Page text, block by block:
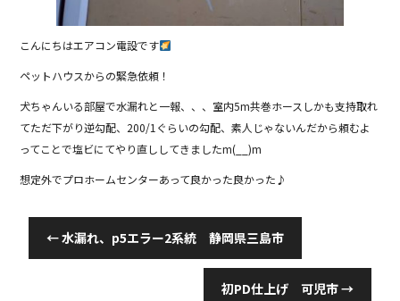
こんにちはエアコン電設です
ペットハウスからの緊急依頼！
犬ちゃんいる部屋で水漏れと一報、、、室内5m共巻ホースしかも支持取れ
てただ下がり逆勾配、200/1ぐらいの勾配、素人じゃないんだから頼むよ
ってことで塩ビにてやり直ししてきましたm(__)m
想定外でプロホームセンターあって良かった良かった♪
←水漏れ、p5エラー2系統 静岡県三島市
初PD仕上げ 可児市→